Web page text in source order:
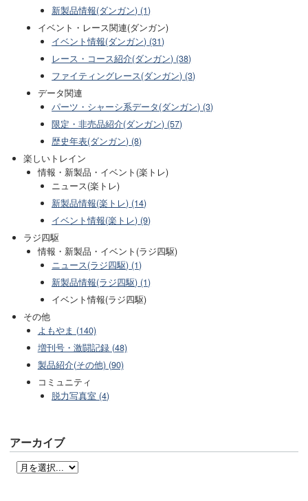
新製品情報(ダンガン) (1)
イベント・レース関連(ダンガン)
イベント情報(ダンガン) (31)
レース・コース紹介(ダンガン) (38)
ファイティングレース(ダンガン) (3)
データ関連
パーツ・シャーシ系データ(ダンガン) (3)
限定・非売品紹介(ダンガン) (57)
歴史年表(ダンガン) (8)
楽しいトレイン
情報・新製品・イベント(楽トレ)
ニュース(楽トレ)
新製品情報(楽トレ) (14)
イベント情報(楽トレ) (9)
ラジ四駆
情報・新製品・イベント(ラジ四駆)
ニュース(ラジ四駆) (1)
新製品情報(ラジ四駆) (1)
イベント情報(ラジ四駆)
その他
よもやま (140)
増刊号・激闘記録 (48)
製品紹介(その他) (90)
コミュニティ
脱力写真室 (4)
アーカイブ